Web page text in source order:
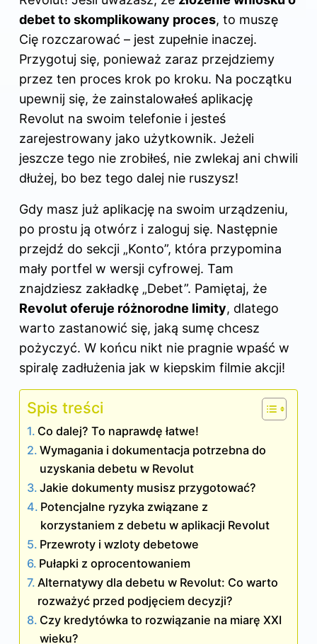
debet to skomplikowany proces, to muszę
Cię rozczarować – jest zupełnie inaczej.
Przygotuj się, ponieważ zaraz przejdziemy
przez ten proces krok po kroku. Na początku
upewnij się, że zainstalowałeś aplikację
Revolut na swoim telefonie i jesteś
zarejestrowany jako użytkownik. Jeżeli
jeszcze tego nie zrobiłeś, nie zwlekaj ani chwili
dłużej, bo bez tego dalej nie ruszysz!
Gdy masz już aplikację na swoim urządzeniu,
po prostu ją otwórz i zaloguj się. Następnie
przejdź do sekcji „Konto”, która przypomina
mały portfel w wersji cyfrowej. Tam
znajdziesz zakładkę „Debet”. Pamiętaj, że
Revolut oferuje różnorodne limity, dlatego
warto zastanowić się, jaką sumę chcesz
pożyczyć. W końcu nikt nie pragnie wpaść w
spiralę zadłużenia jak w kiepskim filmie akcji!
Spis treści
Co dalej? To naprawdę łatwe!
Wymagania i dokumentacja potrzebna do
uzyskania debetu w Revolut
Jakie dokumenty musisz przygotować?
Potencjalne ryzyka związane z
korzystaniem z debetu w aplikacji Revolut
Przewroty i wzloty debetowe
Pułapki z oprocentowaniem
Alternatywy dla debetu w Revolut: Co warto
rozważyć przed podjęciem decyzji?
Czy kredytówka to rozwiązanie na miarę XXI
wieku?